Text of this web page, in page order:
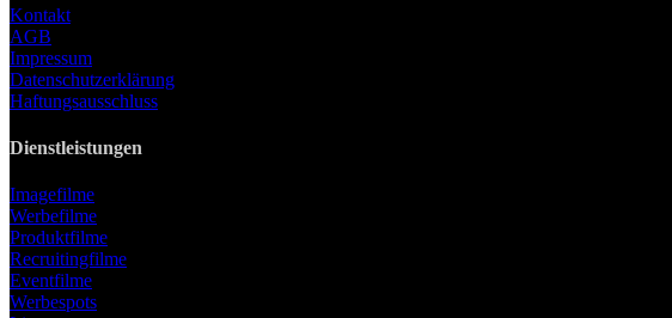
Kontakt
AGB
Impressum
Datenschutzerklärung
Haftungsausschluss
Dienstleistungen
Imagefilme
Werbefilme
Produktfilme
Recruitingfilme
Eventfilme
Werbespots